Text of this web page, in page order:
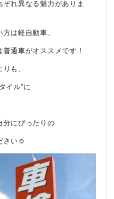
れ異なる魅力がありま
は軽自動車、
通車がオススメです！
も、
イル”に
分にぴったりの
さい☺️